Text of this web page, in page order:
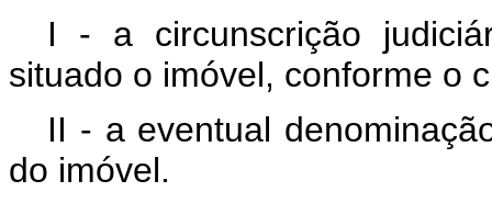
I - a circunscrição
situado o imóvel, conforme o
II - a eventual
do imóvel.